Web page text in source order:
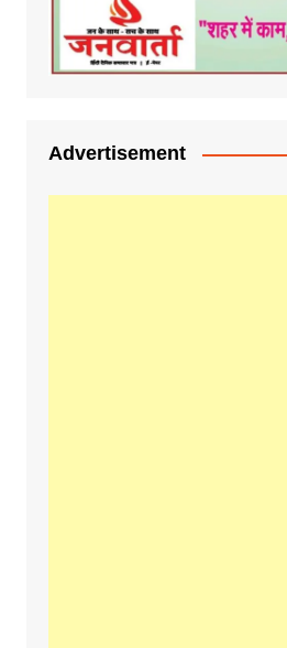
Advertisement